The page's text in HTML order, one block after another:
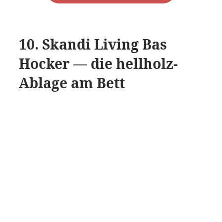
10. Skandi Living Bas
Hocker — die hellholz-
Ablage am Bett